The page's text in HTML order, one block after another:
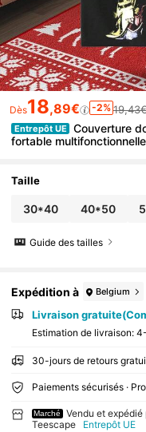
Dès18,89€ -2%
Entrepôt UE
Couverture
fortable
Taille
30*40 40*50
Guide des tailles
Expédition à Belgium
Livraison
Estimation de livraison:
30-jours de retours
Paiements sécurisés ·
Marché
Vendu et
Teescape
Entrepôt UE